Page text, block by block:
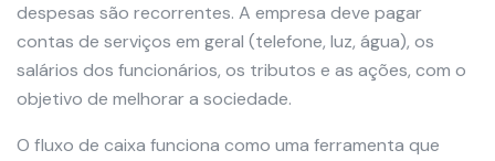
despesas são recorrentes. A empresa deve pagar
contas de serviços em geral (telefone, luz, água), os
salários dos funcionários, os tributos e as ações, com o
objetivo de melhorar a sociedade.
O fluxo de caixa funciona como uma ferramenta que